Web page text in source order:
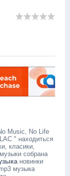
Music, No Life
" находиться
класики,
собрана
новинки
музыка